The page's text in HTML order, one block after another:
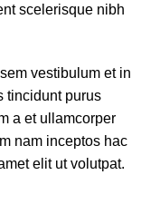
scelerisque nibh
vestibulum et in
tincidunt purus
a et ullamcorper
nam inceptos hac
elit ut volutpat.